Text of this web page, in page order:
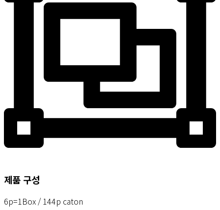
제품 구성
6p=1Box / 144p caton